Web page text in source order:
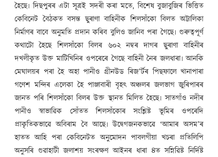
হৈছে৷ দিছপুৰৰ এটা সূত্ৰই সদৰী কৰা মতে, বিশেষ বুজাবুজিৰ ভিত্তিত
কেবিনেট বৈঠকত বসন্ত ছুৰাণা বাহিনীক শিলসাঁকো বিলত অট্টালিকা
নিৰ্মাণৰ বাবে অনুমতি প্ৰদান কৰিব বুলিও জানিব পৰা গৈছে৷ গুৰুত্বপূৰ্ণ
কথাটো হৈছে শিলসাঁকো বিলৰ ৬০২ নম্বৰ দাগৰ ছুৰাণা বাহিনীৰ
দখলীকৃত উক্ত মাটিখিনিৰ ওপৰেৰে গৈছে বাহিনী নৈৰ জলধাৰা৷ আনকি
মেঘালয়ৰ পৰা হৈ অহা পানীও গ্ৰীনউড ৰিজ’ৰ্টৰ পিছফালে খানাপাৰা
গণেশ মন্দিৰ এলেকা হৈ পাঞ্জাবাৰী বৃহৎ অঞ্চলৰ জলভাগ জুৰিপাৰৰ
জানত পৰি শিলসাঁকো বিলৰ উক্ত স্থানত মিলিত হৈছে৷ সাতগাঁও নদীৰ
পানীও স্বাভাৱিক সোঁতত শিলসাঁকোৰ সংশ্লিষ্ট ভূমিৰ ওপৰেদি
প্ৰাকৃতিকভাৱে অবিৰাম বৈ আছে৷ উদ্বেগজনকভাৱে ‘আমাৰ অসম’ৰ
হাতত আহি পৰা কেবিনেটত অনুমোদন পাবলগীয়া খচৰা প্ৰতিলিপি
অনুসৰি গুৱাহাটী জলাশয় সংৰক্ষণ আইনৰ ধাৰা ৪ত সন্নিৱিষ্ট নিৰ্দিষ্ট